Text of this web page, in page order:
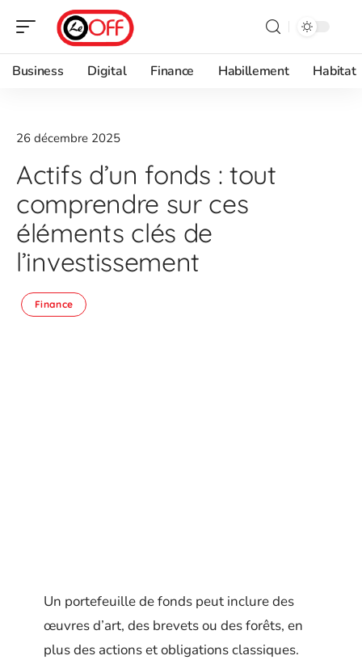
Business Digital Finance Habillement Habitat
26 décembre 2025
Actifs d’un fonds : tout
comprendre sur ces
éléments clés de
l’investissement
Finance
Un portefeuille de fonds peut inclure des
œuvres d’art, des brevets ou des forêts, en
plus des actions et obligations classiques.